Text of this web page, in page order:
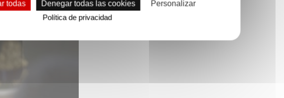
todas Denegar todas las cookies
Personalizar
Política de privacidad